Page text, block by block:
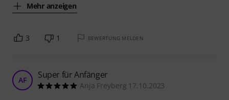
Mehr anzeigen
3 1 BEWERTUNG MELDEN
AF Super für Anfänger
Anja Freyberg 17.10.2023